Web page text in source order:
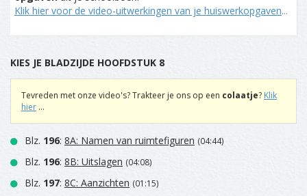
Klik hier voor de video-uitwerkingen van je huiswerkopgaven...
KIES JE BLADZIJDE HOOFDSTUK 8
Tevreden met onze video's? Trakteer je ons op een colaatje? Klik
hier ...
Blz. 196: 8A: Namen van ruimtefiguren (04:44)
Blz. 196: 8B: Uitslagen (04:08)
Blz. 197: 8C: Aanzichten (01:15)